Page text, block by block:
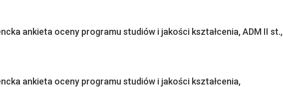
ankieta oceny programu studiów i jakości kształcenia, ADM II st.,
ankieta oceny programu studiów i jakości kształcenia,